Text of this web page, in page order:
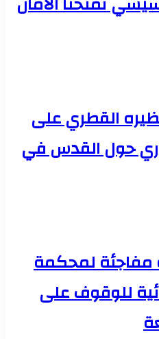
القطري على
حول القدس في
مفاجئة لمحكمة
للوقوف على